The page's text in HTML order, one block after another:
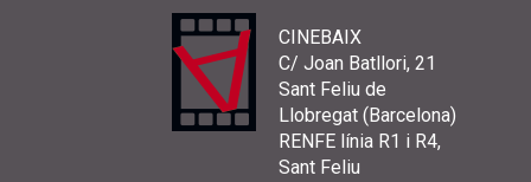
CINEBAIX
C/ Joan Batllori, 21
Sant Feliu de
Llobregat (Barcelona)
RENFE línia R1 i R4,
Sant Feliu